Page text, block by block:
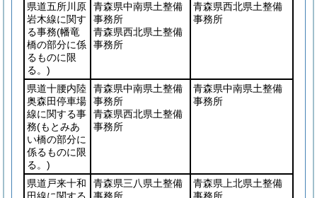
県道五所川原
岩木線に関す
る事務(幡竜
橋の部分に係
るものに限
る。)
青森県中南県土整備
事務所
青森県西北県土整備
事務所
青森県西北県土整備
事務所
県道十腰内陸
奥森田停車場
線に関する事
務(もとみあ
い橋の部分に
係るものに限
る。)
青森県中南県土整備
事務所
青森県西北県土整備
事務所
青森県中南県土整備
事務所
県道戸来十和
青森県三八県土整備
青森県上北県土整備